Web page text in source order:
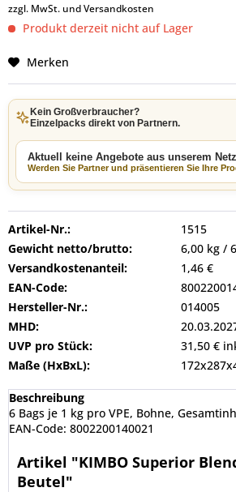
zzgl. MwSt. undVersandkosten
Produkt derzeit nicht auf Lager
Merken
Kein Großverbraucher?
Einzelpacks direkt von Partnern.
Aktuell keine Angebote aus unserem
Werden Sie Partner und präsentieren Sie Ihre
Artikel-Nr.:
1515
Gewicht netto/brutto:
6,00 kg /
Versandkostenanteil:
1,46 €
EAN-Code:
Hersteller-Nr.:
014005
MHD:
UVP pro Stück:
31,50 €
Maße (HxBxL):
Beschreibung
6 Bags je 1 kg pro VPE, Bohne,
EAN-Code: 8002200140021
Artikel "KIMBO Superior
Beutel"